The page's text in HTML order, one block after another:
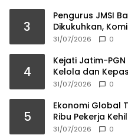
3
Pengurus JMSI
Dikukuhkan,
Investasi Daerah
31/07/2026 0
4
Kejati Jatim-
Kelola dan
Bumi
31/07/2026 0
5
Ekonomi Global
Ribu Pekerja
31/07/2026 0